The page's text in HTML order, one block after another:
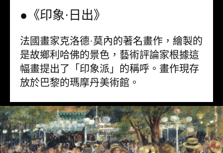
●《印象·日出》
法國畫家克洛德·莫內的著名畫作，繪製的
是故鄉利哈佛的景色，藝術評論家根據這
幅畫提出了「印象派」的稱呼。畫作現存
放於巴黎的瑪摩丹美術館。